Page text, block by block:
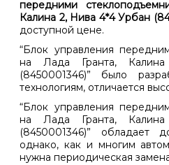
передними
Калина 2, Нива 4*4 Урбан
доступной цене.
“Блок управления
на Лада Гранта,
(8450001346)” было
технологиям, отличается
“Блок управления
на Лада Гранта,
(8450001346)” обладает
однако, как и многим
нужна периодическая